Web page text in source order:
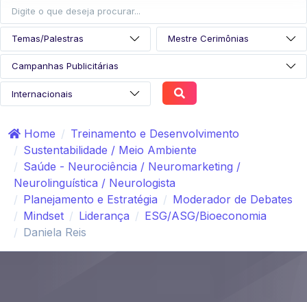
Home
Treinamento e Desenvolvimento
Sustentabilidade / Meio Ambiente
Saúde - Neurociência / Neuromarketing /
Neurolinguística / Neurologista
Planejamento e Estratégia
Moderador de Debates
Mindset
Liderança
ESG/ASG/Bioeconomia
Daniela Reis